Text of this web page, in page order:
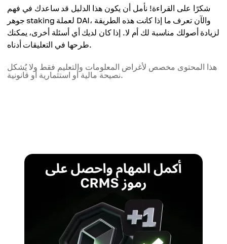
شكرًا على القراءة! نأمل أن يكون هذا الدليل قد ساعدك في فهم
جوهر staking لعملة DAI، والآن تعرف ما إذا كانت هذه الطريقة
لزيادة أصولك مناسبة لك أم لا. إذا كان لديك أي أسئلة أخرى، يمكنك
طرحها في التعليقات أدناه.
هذا المحتوى مخصص لأغراض المعلومات والتعليم فقط ولا يُشكل
نصيحة مالية أو استثمارية أو قانونية.